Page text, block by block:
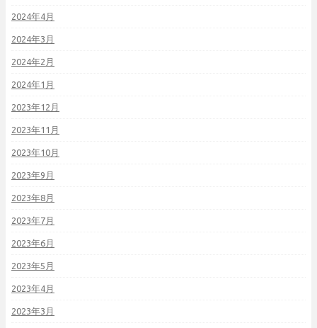
2024年4月
2024年3月
2024年2月
2024年1月
2023年12月
2023年11月
2023年10月
2023年9月
2023年8月
2023年7月
2023年6月
2023年5月
2023年4月
2023年3月